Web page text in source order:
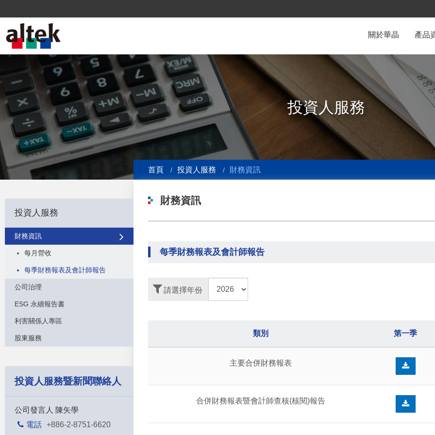
關於華晶 產品
投資人服務
首頁 投資人服務 財務資訊
財務資訊
每季財務報表及會計師報告
請選擇年份
類別 第一季
主要合併財務報表
合併財務報表暨會計師查核(核閱)報告
投資人服務
財務資訊
每月營收
每季財務報表及會計師報告
公司治理
ESG 永續報告書
利害關係人專區
股東服務
投資人服務暨新聞聯絡人
公司發言人 陳矢學
電話 +886-2-8751-6620